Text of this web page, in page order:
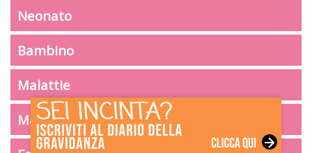
Neonato
Bambino
Malattie
Mamma